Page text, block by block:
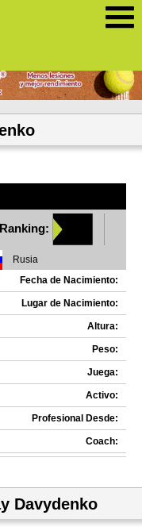
Rusia
Fecha de Nacimiento:
Lugar de Nacimiento:
Altura:
Peso:
Juega:
Activo:
Profesional Desde:
Coach:
Davydenko